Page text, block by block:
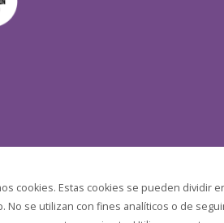
cookies. Estas cookies se pueden dividir
se utilizan con fines analíticos o de